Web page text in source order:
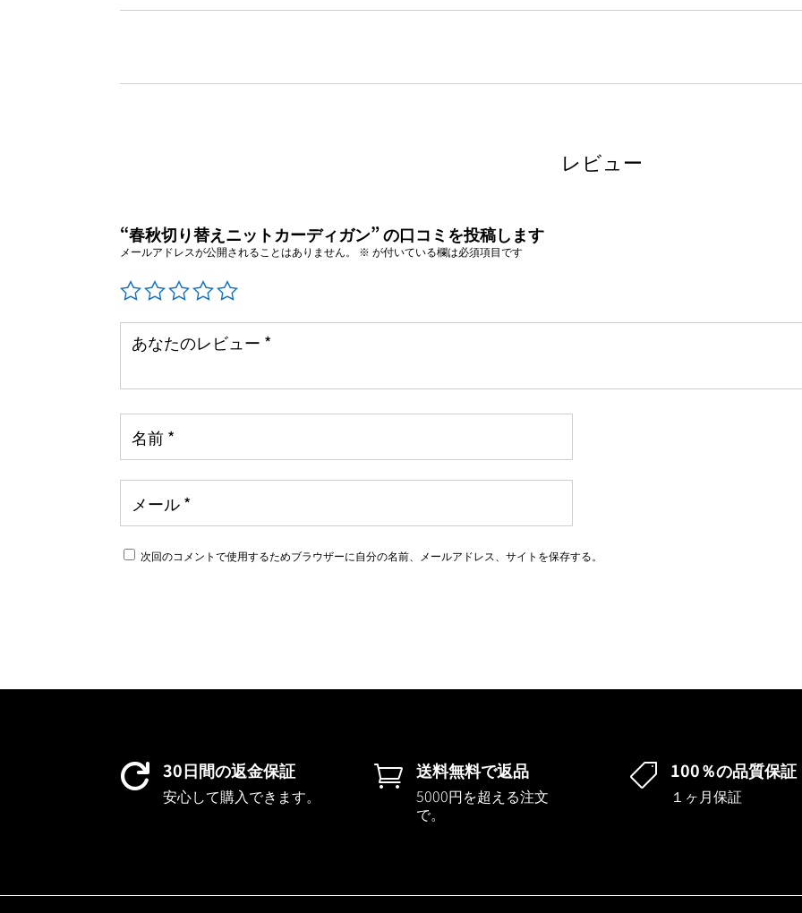
レビュー
“春秋切り替えニットカーディガン” の口コミを投稿します
メールアドレスが公開されることはありません。 ※ が付いている欄は必須項目です
次回のコメントで使用するためブラウザーに自分の名前、メールアドレス、サイトを保存する。
 30日間の返金保証
安心して購入できます。
 送料無料で返品
5000円を超える注文
で。
 100％の品質保証
１ヶ月保証